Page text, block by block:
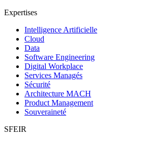
Expertises
Intelligence Artificielle
Cloud
Data
Software Engineering
Digital Workplace
Services Managés
Sécurité
Architecture MACH
Product Management
Souveraineté
SFEIR